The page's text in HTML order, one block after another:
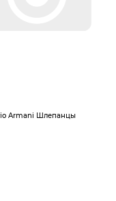
Armani Шлепанцы